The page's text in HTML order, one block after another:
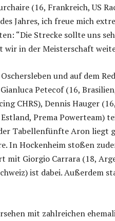
(16, Frankreich, US
Jahres, ich freue mich
“Die Strecke sollte uns
in der Meisterschaft
und auf dem
Petecof (16,
CHRS), Dennis Hauger
Prema Powerteam)
Tabellenfünfte Aron liegt
In Hockenheim stoßen
mit Giorgio Carrara (18,
ist dabei. Außerdem
mit zahlreichen